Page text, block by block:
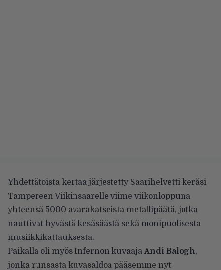
Yhdettätoista kertaa järjestetty Saarihelvetti keräsi
Tampereen Viikinsaarelle viime viikonloppuna
yhteensä 5000 avarakatseista metallipäätä, jotka
nauttivat hyvästä kesäsäästä sekä monipuolisesta
musiikkikattauksesta.
Paikalla oli myös Infernon kuvaaja Andi Balogh,
jonka runsasta kuvasaldoa pääsemme nyt